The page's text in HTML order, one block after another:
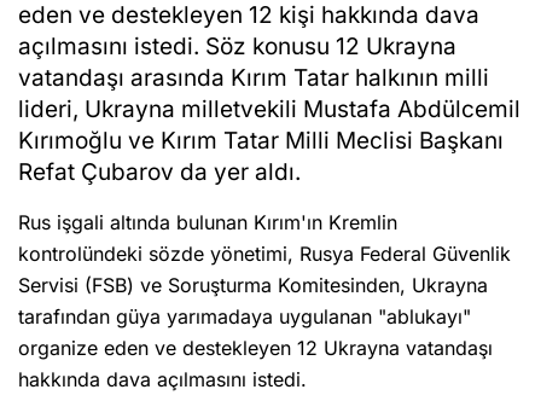
eden ve destekleyen 12 kişi hakkında dava
açılmasını istedi. Söz konusu 12 Ukrayna
vatandaşı arasında Kırım Tatar halkının milli
lideri, Ukrayna milletvekili Mustafa Abdülcemil
Kırımoğlu ve Kırım Tatar Milli Meclisi Başkanı
Refat Çubarov da yer aldı.
Rus işgali altında bulunan Kırım'ın Kremlin
kontrolündeki sözde yönetimi, Rusya Federal Güvenlik
Servisi (FSB) ve Soruşturma Komitesinden, Ukrayna
tarafından güya yarımadaya uygulanan "ablukayı"
organize eden ve destekleyen 12 Ukrayna vatandaşı
hakkında dava açılmasını istedi.